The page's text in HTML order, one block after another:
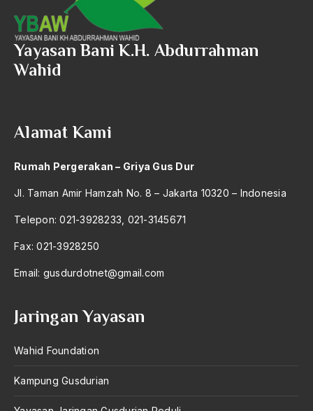
Yayasan Bani K.H. Abdurrahman
Wahid
Alamat Kami
Rumah Pergerakan – Griya Gus Dur
Jl. Taman Amir Hamzah No. 8 – Jakarta 10320 – Indonesia
Telepon: 021-3928233, 021-3145671
Fax: 021-3928250
Email: gusdurdotnet@gmail.com
Jaringan Yayasan
Wahid Foundation
Kampung Gusdurian